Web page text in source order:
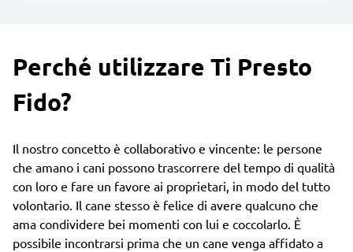
Perché utilizzare Ti Presto
Fido?
Il nostro concetto è collaborativo e vincente: le persone
che amano i cani possono trascorrere del tempo di qualità
con loro e fare un favore ai proprietari, in modo del tutto
volontario. Il cane stesso è felice di avere qualcuno che
ama condividere bei momenti con lui e coccolarlo. È
possibile incontrarsi prima che un cane venga affidato a